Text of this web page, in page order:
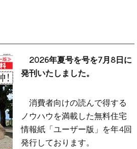
2026年夏号を号を7月8日に
発刊いたしました。
消費者向けの読んで得する
ノウハウを満載した無料住宅
情報紙「ユーザー版」を年4回
発行しております。